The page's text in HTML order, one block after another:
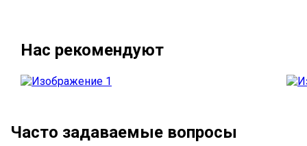
Нас рекомендуют
Часто задаваемые вопросы